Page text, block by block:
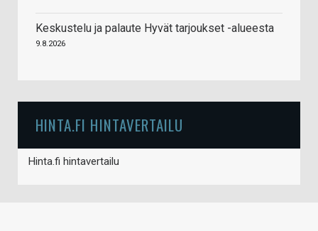
Keskustelu ja palaute Hyvät tarjoukset -alueesta
9.8.2026
HINTA.FI HINTAVERTAILU
Hinta.fi hintavertailu